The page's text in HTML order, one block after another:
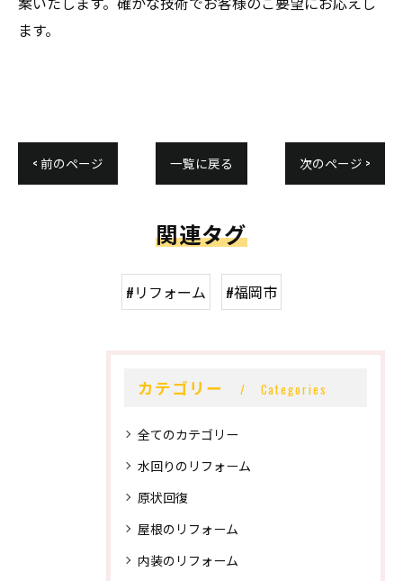
ます。
< 前のページ 一覧に戻る 次のページ >
関連タグ
#リフォーム #福岡市
カテゴリー Categories
全てのカテゴリー
水回りのリフォーム
原状回復
屋根のリフォーム
内装のリフォーム